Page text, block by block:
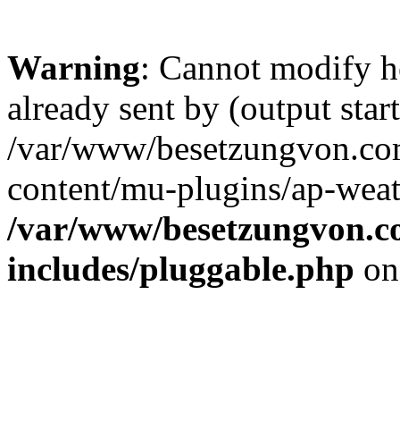
Warning: Cannot modify
already sent by (output
/var/www/
content/mu-plugins/ap-
/var/www/
includes/pluggable.php